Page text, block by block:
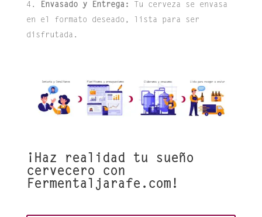
Envasado y Entrega:
Tu cerveza se envasa
en el formato deseado, lista para ser
disfrutada.
¡Haz realidad tu sueño
cervecero con
Fermentaljarafe.com!